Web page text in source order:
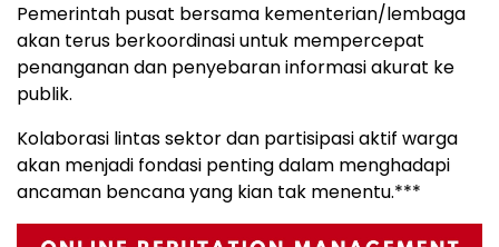
Pemerintah pusat bersama kementerian/lembaga
akan terus berkoordinasi untuk mempercepat
penanganan dan penyebaran informasi akurat ke
publik.
Kolaborasi lintas sektor dan partisipasi aktif warga
akan menjadi fondasi penting dalam menghadapi
ancaman bencana yang kian tak menentu.***